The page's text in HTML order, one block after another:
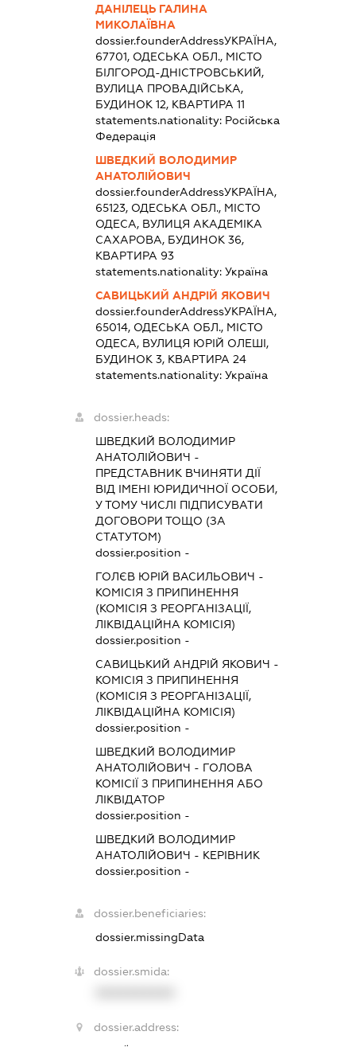
ДАНІЛЕЦЬ ГАЛИНА
МИКОЛАЇВНА
dossier.founderAddressУКРАЇНА,
67701, ОДЕСЬКА ОБЛ., МІСТО
БІЛГОРОД-ДНІСТРОВСЬКИЙ,
ВУЛИЦА ПРОВАДІЙСЬКА,
БУДИНОК 12, КВАРТИРА 11
statements.nationality: Російська
Федерація
ШВЕДКИЙ ВОЛОДИМИР
АНАТОЛІЙОВИЧ
dossier.founderAddressУКРАЇНА,
65123, ОДЕСЬКА ОБЛ., МІСТО
ОДЕСА, ВУЛИЦЯ АКАДЕМІКА
САХАРОВА, БУДИНОК 36,
КВАРТИРА 93
statements.nationality: Україна
САВИЦЬКИЙ АНДРІЙ ЯКОВИЧ
dossier.founderAddressУКРАЇНА,
65014, ОДЕСЬКА ОБЛ., МІСТО
ОДЕСА, ВУЛИЦЯ ЮРІЙ ОЛЕШІ,
БУДИНОК 3, КВАРТИРА 24
statements.nationality: Україна
dossier.heads:
ШВЕДКИЙ ВОЛОДИМИР
АНАТОЛІЙОВИЧ -
ПРЕДСТАВНИК ВЧИНЯТИ ДІЇ
ВІД ІМЕНІ ЮРИДИЧНОЇ ОСОБИ,
У ТОМУ ЧИСЛІ ПІДПИСУВАТИ
ДОГОВОРИ ТОЩО (ЗА
СТАТУТОМ)
dossier.position -
ГОЛЄВ ЮРІЙ ВАСИЛЬОВИЧ -
КОМІСІЯ З ПРИПИНЕННЯ
(КОМІСІЯ З РЕОРГАНІЗАЦІЇ,
ЛІКВІДАЦІЙНА КОМІСІЯ)
dossier.position -
САВИЦЬКИЙ АНДРІЙ ЯКОВИЧ -
КОМІСІЯ З ПРИПИНЕННЯ
(КОМІСІЯ З РЕОРГАНІЗАЦІЇ,
ЛІКВІДАЦІЙНА КОМІСІЯ)
dossier.position -
ШВЕДКИЙ ВОЛОДИМИР
АНАТОЛІЙОВИЧ - ГОЛОВА
КОМІСІЇ З ПРИПИНЕННЯ АБО
ЛІКВІДАТОР
dossier.position -
ШВЕДКИЙ ВОЛОДИМИР
АНАТОЛІЙОВИЧ - КЕРІВНИК
dossier.position -
dossier.beneficiaries:
dossier.missingData
dossier.smida:
dossier.address: